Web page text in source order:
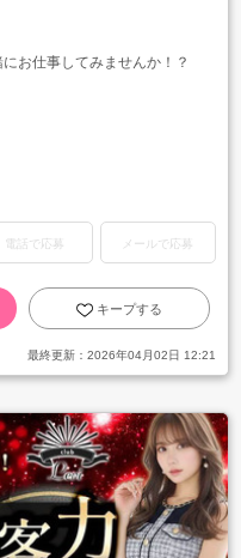
お仕事してみませんか！？
電話で応募 メールで応募
キープする
最終更新： 2026年04月02日 12:21